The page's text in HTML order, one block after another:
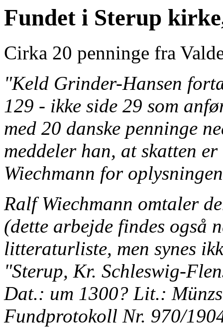
Fundet i Sterup
Cirka 20 penninge fra
"Keld Grinder-Hansen
129 - ikke side 29 som
med 20 danske penninge
meddeler han, at skatten
Wiechmann for
Ralf Wiechmann omtaler
(dette arbejde findes også
litteraturliste, men synes
"Sterup, Kr. Schleswig-
Dat.: um 1300? Lit.:
Fundprotokoll Nr. 970/